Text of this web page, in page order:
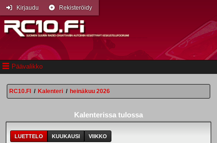
Päävalikko
Kirjaudu Rekisteröidy
RC10.FI / Kalenteri / heinäkuu 2026
Kalenterissa tulossa
LUETTELO KUUKAUSI VIIKKO